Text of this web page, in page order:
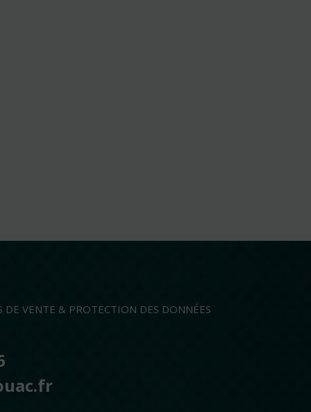
DE VENTE & PROTECTION DES DONNÉES